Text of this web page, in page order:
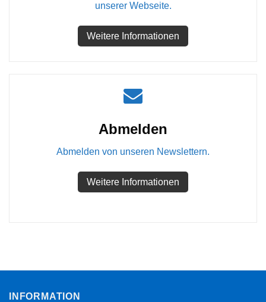
unserer Webseite.
Weitere Informationen
Abmelden
Abmelden von unseren Newslettern.
Weitere Informationen
INFORMATION